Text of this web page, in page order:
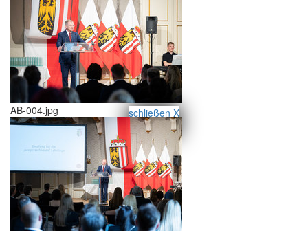
schließen X
<<
>>
AB-004.jpg